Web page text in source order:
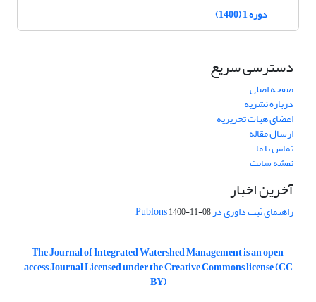
دوره 1 (1400)
دسترسی سریع
صفحه اصلی
درباره نشریه
اعضای هیات تحریریه
ارسال مقاله
تماس با ما
نقشه سایت
آخرین اخبار
راهنمای ثبت داوری در Publons1400-11-08
The Journal of Integrated Watershed Management is an open
access Journal Licensed under the Creative Commons license (CC
BY)